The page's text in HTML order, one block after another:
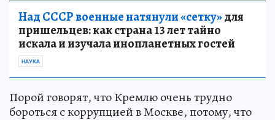
Над СССР военные натянули «сетку»для
пришельцев: как страна 13 лет тайно
искала и изучала инопланетных гостей
НАУКА
Порой говорят, что Кремлю очень трудно
бороться с коррупцией в Москве, потому, что